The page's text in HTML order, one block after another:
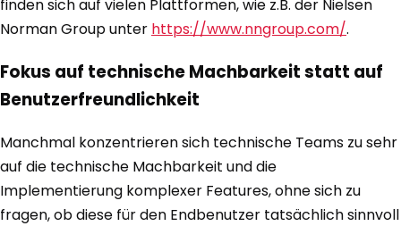
finden sich auf vielen Plattformen, wie z.B. der Nielsen
Norman Group unter https://www.nngroup.com/.
Fokus auf technische Machbarkeit statt auf
Benutzerfreundlichkeit
Manchmal konzentrieren sich technische Teams zu sehr
auf die technische Machbarkeit und die
Implementierung komplexer Features, ohne sich zu
fragen, ob diese für den Endbenutzer tatsächlich sinnvoll